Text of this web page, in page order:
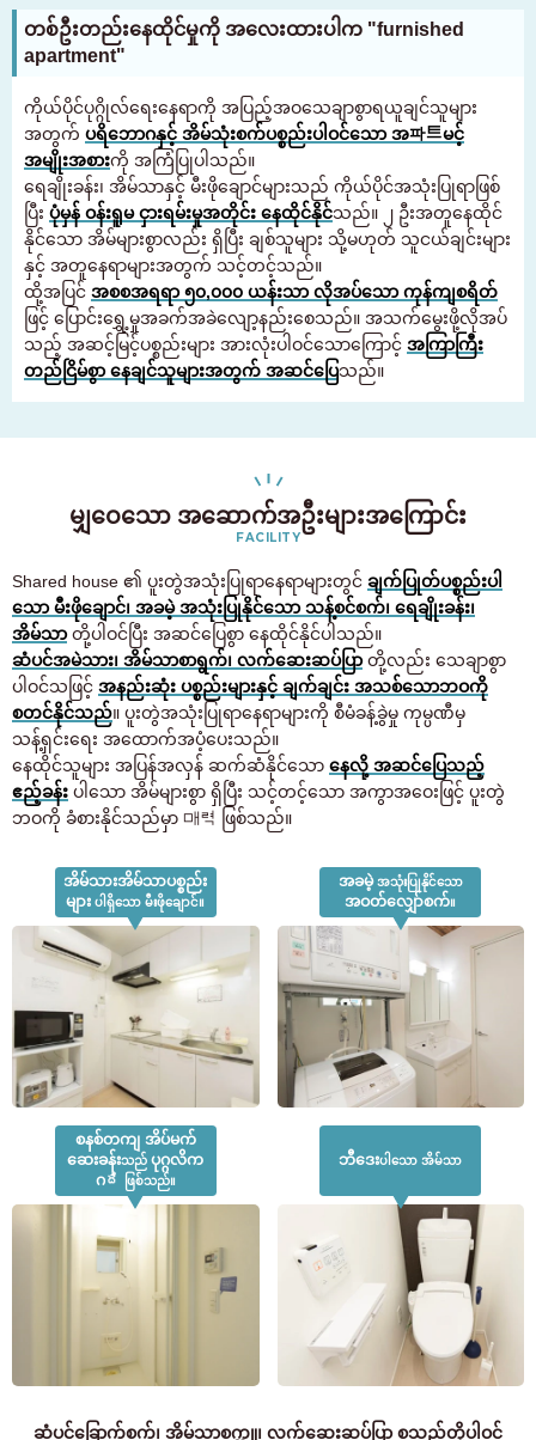
တစ်ဦးတည်းနေထိုင်မှုကို အလေးထားပါက "furnished
apartment"
ကိုယ်ပိုင်ပုဂ္ဂိုလ်ရေးနေရာကို အပြည့်အဝသေချာစွာရယူချင်သူများ
အတွက် ပရိဘောဂနှင့် အိမ်သုံးစက်ပစ္စည်းပါဝင်သော အ파트မင့်
အမျိုးအစားကို အကြံပြုပါသည်။
ရေချိုးခန်း၊ အိမ်သာနှင့် မီးဖိုချောင်များသည် ကိုယ်ပိုင်အသုံးပြုရာဖြစ်
ပြီး ပုံမှန် ဝန်းရူမ ငှားရမ်းမှုအတိုင်း နေထိုင်နိုင်သည်။ ၂ ဦးအတူနေထိုင်
နိုင်သော အိမ်များစွာလည်း ရှိပြီး ချစ်သူများ သို့မဟုတ် သူငယ်ချင်းများ
နှင့် အတူနေရာများအတွက် သင့်တင့်သည်။
ထို့အပြင် အစစအရရာ ၅၀,၀၀၀ ယန်းသာ လိုအပ်သော ကုန်ကျစရိတ်
ဖြင့် ပြောင်းရွှေ့မှုအခက်အခဲလျော့နည်းစေသည်။ အသက်မွေးဖို့လိုအပ်
သည့် အဆင့်မြင့်ပစ္စည်းများ အားလုံးပါဝင်သောကြောင့် အကြာကြီး
တည်ငြိမ်စွာ နေချင်သူများအတွက် အဆင်ပြေသည်။
မျှဝေသော အဆောက်အဦးများအကြောင်း
FACILITY
Shared house ၏ ပူးတွဲအသုံးပြုရာနေရာများတွင် ချက်ပြုတ်ပစ္စည်းပါ
သော မီးဖိုချောင်၊ အခမဲ့ အသုံးပြုနိုင်သော သန့်စင်စက်၊ ရေချိုးခန်း၊
အိမ်သာတို့ပါဝင်ပြီး အဆင်ပြေစွာ နေထိုင်နိုင်ပါသည်။
ဆံပင်အမဲသား၊ အိမ်သာစာရွက်၊ လက်ဆေးဆပ်ပြာတို့လည်း သေချာစွာ
ပါဝင်သဖြင့် အနည်းဆုံး ပစ္စည်းများနှင့် ချက်ချင်း အသစ်သောဘဝကို
စတင်နိုင်သည်။ ပူးတွဲအသုံးပြုရာနေရာများကို စီမံခန့်ခွဲမှု ကုမ္ပဏီမှ
သန့်ရှင်းရေး အထောက်အပံ့ပေးသည်။
နေထိုင်သူများ အပြန်အလှန် ဆက်ဆံနိုင်သော နေလို့ အဆင်ပြေသည့်
ဧည့်ခန်း ပါသော အိမ်များစွာ ရှိပြီး သင့်တင့်သော အကွာအဝေးဖြင့် ပူးတွဲ
ဘဝကို ခံစားနိုင်သည်မှာ 매력 ဖြစ်သည်။
အိမ်သားအိမ်သာပစ္စည်း
များ ပါရှိသော မီးဖိုချောင်။
အခမဲ့အသုံးပြုနိုင်သော
အဝတ်လျှော်စက်။
စနစ်တကျ အိပ်မက်
ဆေးခန်းသည်ပုဂ္ဂလိက
ဂది
ဖြစ်သည်။
ဘီဒေးပါသော အိမ်သာ
ဆံပင်ခြောက်စက်၊ အိမ်သာစက္ကူ၊ လက်ဆေးဆပ်ပြာ စသည်တို့ပါဝင်
နေထိုင်ရန် စီစဉ်နေသူများနှင့် နေထိုင်သူများအတွက်သာ
03-6712-4344